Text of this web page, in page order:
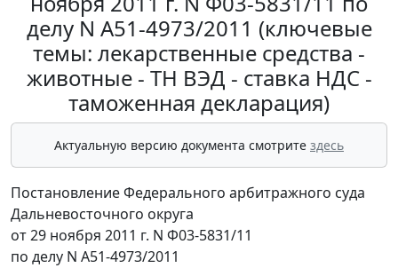
делу N А51-4973/2011 (ключевые
темы: лекарственные средства -
животные - ТН ВЭД - ставка НДС -
таможенная декларация)
Актуальную версию документа смотрите здесь
Постановление Федерального арбитражного суда
Дальневосточного округа
от 29 ноября 2011 г. N Ф03-5831/11
по делу N А51-4973/2011